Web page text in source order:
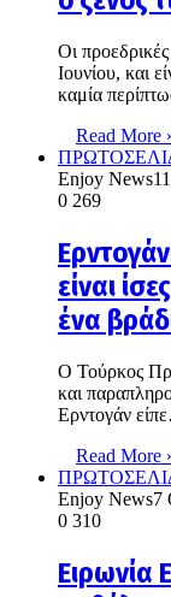
Οι
Ιουνίου, και
καμία
Read More
Enjoy News
0 269
είναι
ένα
O Τούρκος
και
Ερντογάν
Read More
Enjoy News7
0 310
Ειρωνία